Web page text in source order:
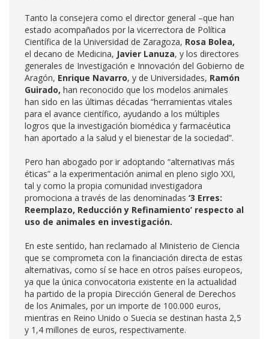
Tanto la consejera como el director general –que han
estado acompañados por la vicerrectora de Política
Científica de la Universidad de Zaragoza, Rosa Bolea,
el decano de Medicina, Javier Lanuza, y los directores
generales de Investigación e Innovación del Gobierno de
Aragón, Enrique Navarro, y de Universidades, Ramón
Guirado, han reconocido que los modelos animales
han sido en las últimas décadas “herramientas vitales
para el avance científico, ayudando a los múltiples
logros que la investigación biomédica y farmacéutica
han aportado a la salud y el bienestar de la sociedad”.
Pero han abogado por ir adoptando “alternativas más
éticas” a la experimentación animal en pleno siglo XXI,
tal y como la propia comunidad investigadora
promociona a través de las denominadas ‘3 Erres:
Reemplazo, Reducción y Refinamiento’ respecto al
uso de animales en investigación.
En este sentido, han reclamado al Ministerio de Ciencia
que se comprometa con la financiación directa de estas
alternativas, como sí se hace en otros países europeos,
ya que la única convocatoria existente en la actualidad
ha partido de la propia Dirección General de Derechos
de los Animales, por un importe de 100.000 euros,
mientras en Reino Unido o Suecia se destinan hasta 2,5
y 1,4 millones de euros, respectivamente.